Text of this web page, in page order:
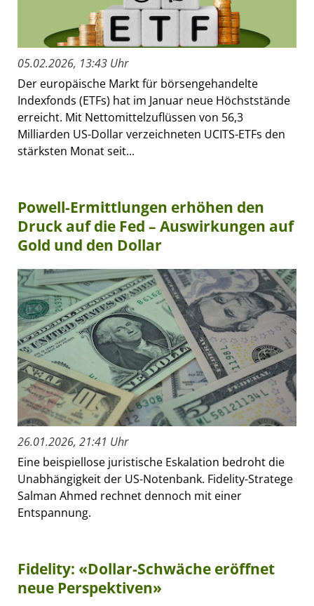
05.02.2026, 13:43 Uhr
Der europäische Markt für börsengehandelte
Indexfonds (ETFs) hat im Januar neue Höchststände
erreicht. Mit Nettomittelzuflüssen von 56,3
Milliarden US-Dollar verzeichneten UCITS-ETFs den
stärksten Monat seit...
Powell-Ermittlungen erhöhen den
Druck auf die Fed – Auswirkungen auf
Gold und den Dollar
26.01.2026, 21:41 Uhr
Eine beispiellose juristische Eskalation bedroht die
Unabhängigkeit der US-Notenbank. Fidelity-Stratege
Salman Ahmed rechnet dennoch mit einer
Entspannung.
Fidelity: «Dollar-Schwäche eröffnet
neue Perspektiven»